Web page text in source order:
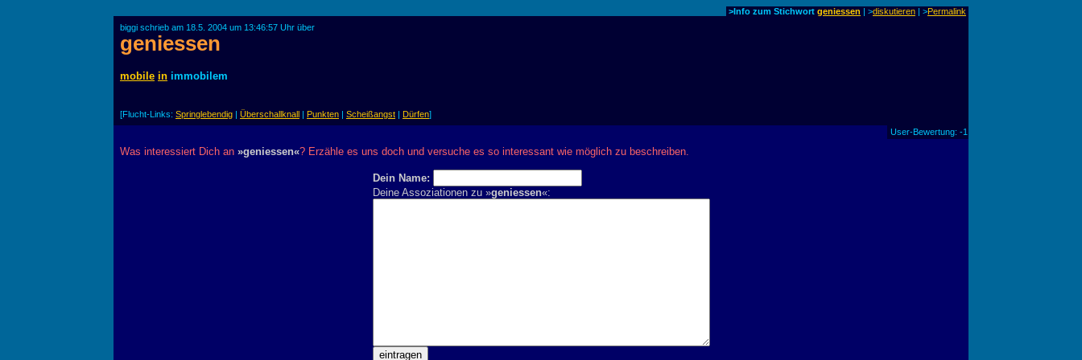
>Info zum Stichwort geniessen | >diskutieren | >Permalink
biggi schrieb am 18.5. 2004 um 13:46:57 Uhr über
geniessen
mobile in immobilem
[Flucht-Links: Springlebendig | Überschallknall | Punkten | Scheißangst | Dürfen]
User-Bewertung: -1
Was interessiert Dich an »geniessen«? Erzähle es uns doch und versuche es so interessant wie möglich zu beschreiben.
Dein Name:
Deine Assoziationen zu »geniessen«: